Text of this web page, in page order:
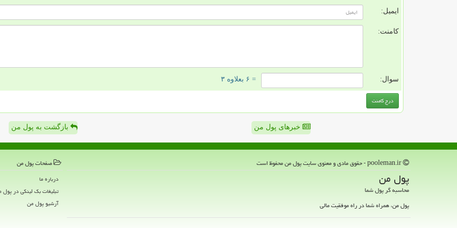
ایمیل:
کامنت:
سوال: = ۶ بعلاوه ۳
خبرهای پول من بازگشت به پول من
پول من
محاسبه گر پول شما
پول من، همراه شما در راه موفقیت مالی
صفحات پول من
درباره ما
تبلیغات بک لینکی در
آرشیو پول من